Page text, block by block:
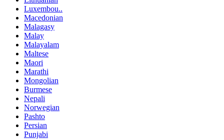
Luxembou..
Macedonian
Malagasy
Malay
Malayalam
Maltese
Maori
Marathi
Mongolian
Burmese
Nepali
Norwegian
Pashto
Persian
Punjabi